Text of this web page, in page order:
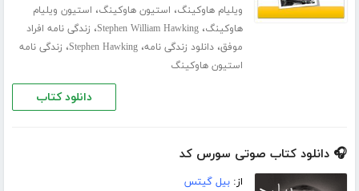
ویلیام هاوکینگ، استیون هاوکینگ، استیون ویلیام
هاوکینگ،Stephen William Hawking، زندگی نامه افراد
موفق،دانلود زندگی نامه،Stephen Hawking، زندگی نامه
استیون هاوکینگ
دانلود کتاب
🎧 دانلود کتاب صوتی سورس کد
از:بیل گیتس